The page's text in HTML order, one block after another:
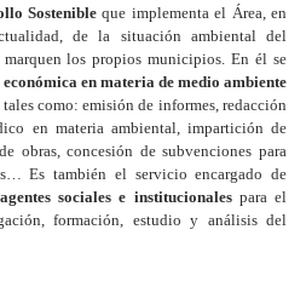
Sostenible que implementa el Área, en
de la situación ambiental del
los propios municipios. En él se
en materia de medio ambiente
como: emisión de informes, redacción
en materia ambiental, impartición de
obras, concesión de subvenciones para
Es también el servicio encargado de
sociales e institucionalespara el
formación, estudio y análisis del